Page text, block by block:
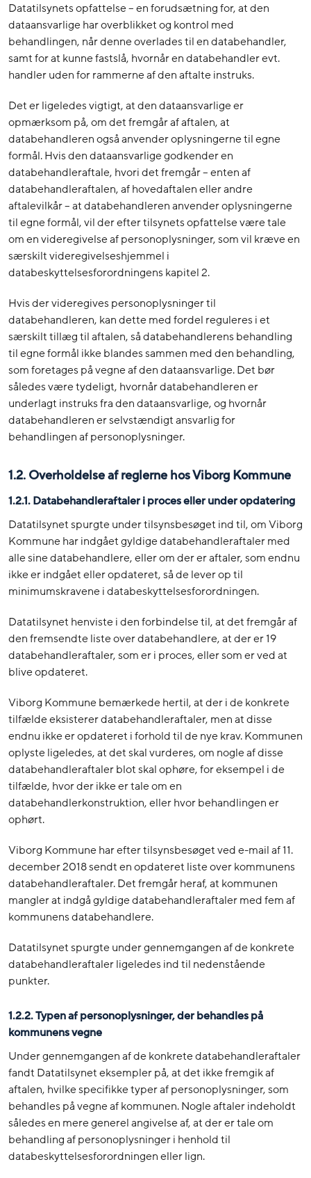
Datatilsynets opfattelse – en forudsætning for, at den
dataansvarlige har overblikket og kontrol med
behandlingen, når denne overlades til en databehandler,
samt for at kunne fastslå, hvornår en databehandler evt.
handler uden for rammerne af den aftalte instruks.
Det er ligeledes vigtigt, at den dataansvarlige er
opmærksom på, om det fremgår af aftalen, at
databehandleren også anvender oplysningerne til egne
formål. Hvis den dataansvarlige godkender en
databehandleraftale, hvori det fremgår – enten af
databehandleraftalen, af hovedaftalen eller andre
aftalevilkår – at databehandleren anvender oplysningerne
til egne formål, vil der efter tilsynets opfattelse være tale
om en videregivelse af personoplysninger, som vil kræve en
særskilt videregivelseshjemmel i
databeskyttelsesforordningens kapitel 2.
Hvis der videregives personoplysninger til
databehandleren, kan dette med fordel reguleres i et
særskilt tillæg til aftalen, så databehandlerens behandling
til egne formål ikke blandes sammen med den behandling,
som foretages på vegne af den dataansvarlige. Det bør
således være tydeligt, hvornår databehandleren er
underlagt instruks fra den dataansvarlige, og hvornår
databehandleren er selvstændigt ansvarlig for
behandlingen af personoplysninger.
1.2. Overholdelse af reglerne hos Viborg Kommune
1.2.1. Databehandleraftaler i proces eller under opdatering
Datatilsynet spurgte under tilsynsbesøget ind til, om Viborg
Kommune har indgået gyldige databehandleraftaler med
alle sine databehandlere, eller om der er aftaler, som endnu
ikke er indgået eller opdateret, så de lever op til
minimumskravene i databeskyttelsesforordningen.
Datatilsynet henviste i den forbindelse til, at det fremgår af
den fremsendte liste over databehandlere, at der er 19
databehandleraftaler, som er i proces, eller som er ved at
blive opdateret.
Viborg Kommune bemærkede hertil, at der i de konkrete
tilfælde eksisterer databehandleraftaler, men at disse
endnu ikke er opdateret i forhold til de nye krav. Kommunen
oplyste ligeledes, at det skal vurderes, om nogle af disse
databehandleraftaler blot skal ophøre, for eksempel i de
tilfælde, hvor der ikke er tale om en
databehandlerkonstruktion, eller hvor behandlingen er
ophørt.
Viborg Kommune har efter tilsynsbesøget ved e-mail af 11.
december 2018 sendt en opdateret liste over kommunens
databehandleraftaler. Det fremgår heraf, at kommunen
mangler at indgå gyldige databehandleraftaler med fem af
kommunens databehandlere.
Datatilsynet spurgte under gennemgangen af de konkrete
databehandleraftaler ligeledes ind til nedenstående
punkter.
1.2.2. Typen af personoplysninger, der behandles på
kommunens vegne
Under gennemgangen af de konkrete databehandleraftaler
fandt Datatilsynet eksempler på, at det ikke fremgik af
aftalen, hvilke specifikke typer af personoplysninger, som
behandles på vegne af kommunen. Nogle aftaler indeholdt
således en mere generel angivelse af, at der er tale om
behandling af personoplysninger i henhold til
databeskyttelsesforordningen eller lign.